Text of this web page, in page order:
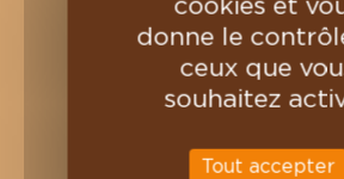
Nos cafés
INFORMATION
Professionnels
donne le
ceux que
souhaitez
Tout accepter